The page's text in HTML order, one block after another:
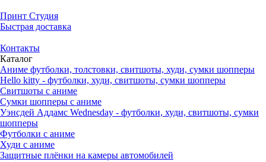
Принт Студия
Быстрая доставка
Контакты
Каталог
Аниме футболки, толстовки, свитшоты, худи, сумки шопперы
Hello kitty - футболки, худи, свитшоты, сумки шопперы
Свитшоты с аниме
Сумки шопперы с аниме
Уэнсдей Аддамс Wednesday - футболки, худи, свитшоты, сумки
шопперы
Футболки с аниме
Худи с аниме
Защитные плёнки на камеры автомобилей